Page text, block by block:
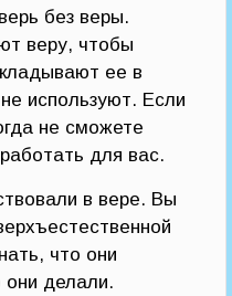
без веры.
веру, чтобы
ее в
используют. Если
не сможете
для вас.
в вере. Вы
что они
они делали.